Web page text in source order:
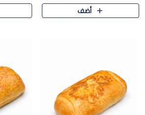
أضف